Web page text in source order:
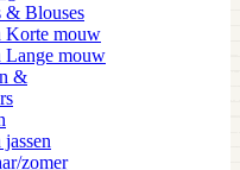
& Blouses
Korte mouw
Lange mouw
&
zomer